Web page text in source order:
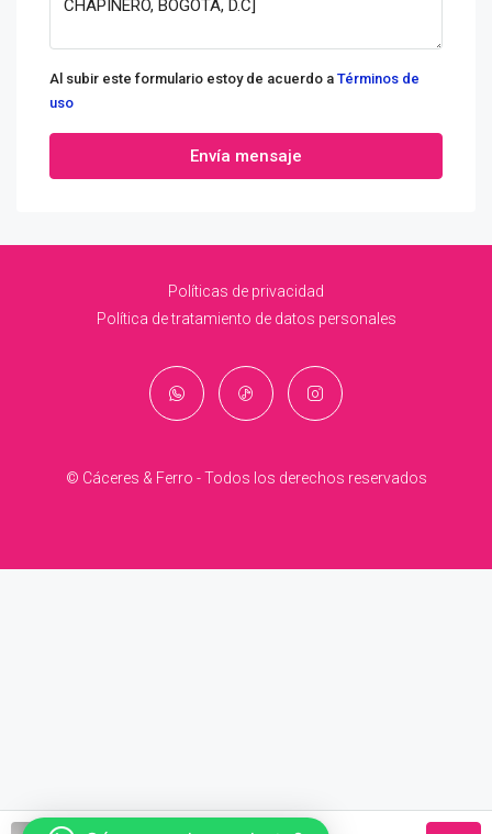
Al subir este formulario estoy de acuerdo a Términos de
uso
Envía mensaje
Políticas de privacidad
Política de tratamiento de datos personales
© Cáceres & Ferro - Todos los derechos reservados